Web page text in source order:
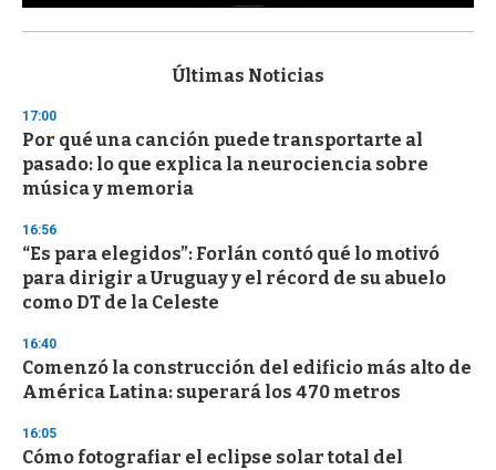
s
d
s
o
f
3
s
e
o
n
Últimas Noticias
17:00
Por qué una canción puede transportarte al
pasado: lo que explica la neurociencia sobre
música y memoria
16:56
“Es para elegidos”: Forlán contó qué lo motivó
para dirigir a Uruguay y el récord de su abuelo
como DT de la Celeste
16:40
Comenzó la construcción del edificio más alto de
América Latina: superará los 470 metros
16:05
Cómo fotografiar el eclipse solar total del